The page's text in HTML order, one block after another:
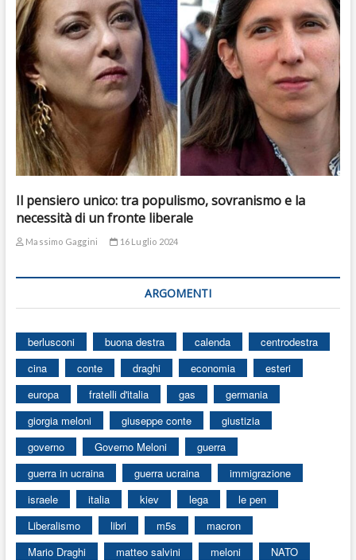
Il pensiero unico: tra populismo, sovranismo e la
necessità di un fronte liberale
Massimo Gaggini 16 Luglio 2024
ARGOMENTI
berlusconi buona destra calenda
centrodestra
cina
conte draghi economia
esteri
europa
fratelli d'italia gas
germania
giorgia meloni
giuseppe conte
giustizia
governo
Governo Meloni
guerra
guerra in ucraina
guerra ucraina
immigrazione
israele
italia kiev lega
le pen
Liberalismo
libri m5s
macron
Mario Draghi
matteo salvini meloni
NATO